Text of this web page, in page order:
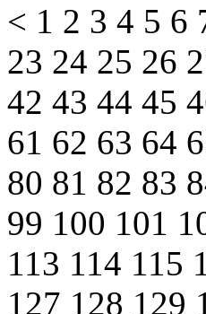
< 1 2 3 4 5 6
23 24 25 26
42 43 44 45
61 62 63 64
80 81 82 83
99 100 101
113 114 115
127 128 129